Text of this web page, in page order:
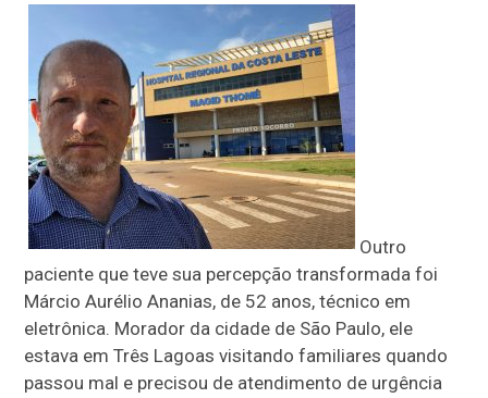
Outro
paciente que teve sua percepção transformada foi
Márcio Aurélio Ananias, de 52 anos, técnico em
eletrônica. Morador da cidade de São Paulo, ele
estava em Três Lagoas visitando familiares quando
passou mal e precisou de atendimento de urgência